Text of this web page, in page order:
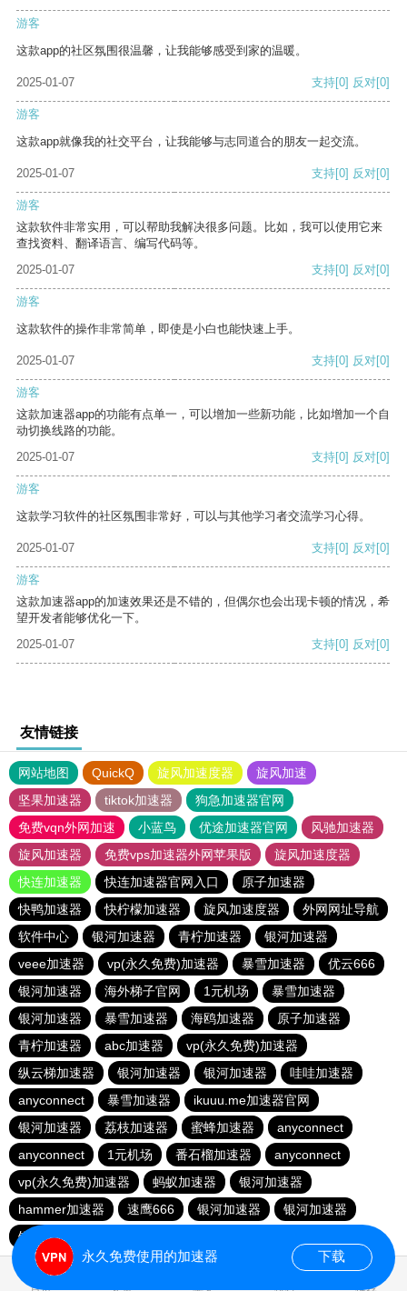
游客
这款app的社区氛围很温馨，让我能够感受到家的温暖。
2025-01-07 支持[0] 反对[0]
游客
这款app就像我的社交平台，让我能够与志同道合的朋友一起交流。
2025-01-07 支持[0] 反对[0]
游客
这款软件非常实用，可以帮助我解决很多问题。比如，我可以使用它来
查找资料、翻译语言、编写代码等。
2025-01-07
支持[0] 反对[0]
游客
这款软件的操作非常简单，即使是小白也能快速上手。
2025-01-07 支持[0] 反对[0]
游客
这款加速器app的功能有点单一，可以增加一些新功能，比如增加一个自
动切换线路的功能。
2025-01-07
支持[0] 反对[0]
游客
这款学习软件的社区氛围非常好，可以与其他学习者交流学习心得。
2025-01-07 支持[0] 反对[0]
游客
这款加速器app的加速效果还是不错的，但偶尔也会出现卡顿的情况，希
望开发者能够优化一下。
2025-01-07
支持[0] 反对[0]
友情链接
网站地图 QuickQ 旋风加速度器
旋风加速
坚果加速器
tiktok加速器
狗急加速器官网
免费vqn外网加速
小蓝鸟 优途加速器官网
风驰加速器
旋风加速器
免费vps加速器外网苹果版
旋风加速度器
快连加速器
快连加速器官网入口
原子加速器
快鸭加速器
快柠檬加速器 旋风加速度器
外网网址导航
软件中心
银河加速器 青柠加速器
银河加速器
veee加速器
vp(永久免费)加速器 暴雪加速器
优云666
银河加速器
海外梯子官网 1元机场
暴雪加速器
银河加速器
暴雪加速器 海鸥加速器
原子加速器
青柠加速器
abc加速器
vp(永久免费)加速器
纵云梯加速器
银河加速器 银河加速器
哇哇加速器
anyconnect
暴雪加速器
ikuuu.me加速器官网
银河加速器
荔枝加速器 蜜蜂加速器
anyconnect
anyconnect
1元机场 番石榴加速器
anyconnect
vp(永久免费)加速器
蚂蚁加速器
银河加速器
hammer加速器
速鹰666 银河加速器
银河加速器
银河加速器
永久免费使用的加速器 下载